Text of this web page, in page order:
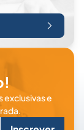
exclusivas e